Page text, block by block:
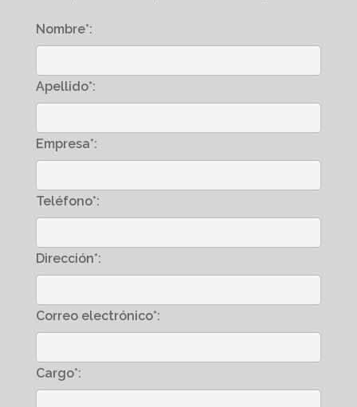
Nombre*:
Apellido*:
Empresa*:
Teléfono*:
Dirección*:
Correo electrónico*:
Cargo*: